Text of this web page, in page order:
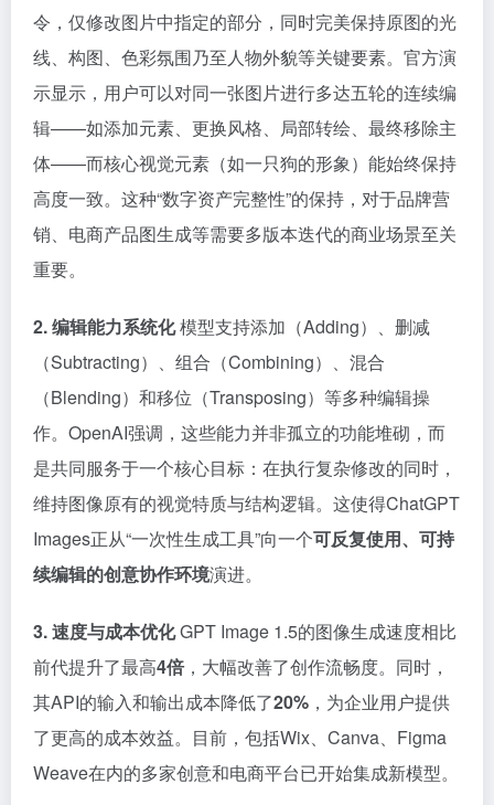
令，仅修改图片中指定的部分，同时完美保持原图的光
线、构图、色彩氛围乃至人物外貌等关键要素。官方演
示显示，用户可以对同一张图片进行多达五轮的连续编
辑——如添加元素、更换风格、局部转绘、最终移除主
体——而核心视觉元素（如一只狗的形象）能始终保持
高度一致。这种“数字资产完整性”的保持，对于品牌营
销、电商产品图生成等需要多版本迭代的商业场景至关
重要。
2. 编辑能力系统化模型支持添加（Adding）、删减
（Subtracting）、组合（Combining）、混合
（Blending）和移位（Transposing）等多种编辑操
作。OpenAI强调，这些能力并非孤立的功能堆砌，而
是共同服务于一个核心目标：在执行复杂修改的同时，
维持图像原有的视觉特质与结构逻辑。这使得ChatGPT
Images正从“一次性生成工具”向一个可反复使用、可持
续编辑的创意协作环境演进。
3. 速度与成本优化GPT Image 1.5的图像生成速度相比
前代提升了最高4倍 ，大幅改善了创作流畅度。同时，
其API的输入和输出成本降低了20% ，为企业用户提供
了更高的成本效益。目前，包括Wix、Canva、Figma
Weave在内的多家创意和电商平台已开始集成新模型。